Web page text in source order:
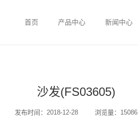
首页 产品中心 新闻中心
沙发(FS03605)
发布时间：2018-12-28 浏览量：15086